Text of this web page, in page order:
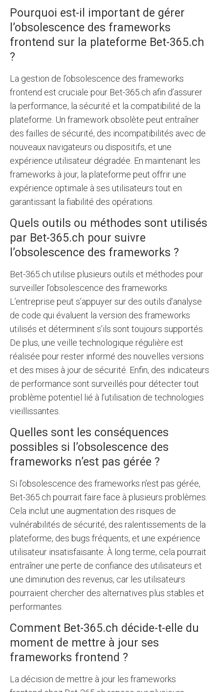
Pourquoi est-il important de gérer
l’obsolescence des frameworks
frontend sur la plateforme Bet-365.ch
?
La gestion de l’obsolescence des frameworks
frontend est cruciale pour Bet-365.ch afin d’assurer
la performance, la sécurité et la compatibilité de la
plateforme. Un framework obsolète peut entraîner
des failles de sécurité, des incompatibilités avec de
nouveaux navigateurs ou dispositifs, et une
expérience utilisateur dégradée. En maintenant les
frameworks à jour, la plateforme peut offrir une
expérience optimale à ses utilisateurs tout en
garantissant la fiabilité des opérations.
Quels outils ou méthodes sont utilisés
par Bet-365.ch pour suivre
l’obsolescence des frameworks ?
Bet-365.ch utilise plusieurs outils et méthodes pour
surveiller l’obsolescence des frameworks.
L’entreprise peut s’appuyer sur des outils d’analyse
de code qui évaluent la version des frameworks
utilisés et déterminent s’ils sont toujours supportés.
De plus, une veille technologique régulière est
réalisée pour rester informé des nouvelles versions
et des mises à jour de sécurité. Enfin, des indicateurs
de performance sont surveillés pour détecter tout
problème potentiel lié à l’utilisation de technologies
vieillissantes.
Quelles sont les conséquences
possibles si l’obsolescence des
frameworks n’est pas gérée ?
Si l’obsolescence des frameworks n’est pas gérée,
Bet-365.ch pourrait faire face à plusieurs problèmes.
Cela inclut une augmentation des risques de
vulnérabilités de sécurité, des ralentissements de la
plateforme, des bugs fréquents, et une expérience
utilisateur insatisfaisante. À long terme, cela pourrait
entraîner une perte de confiance des utilisateurs et
une diminution des revenus, car les utilisateurs
pourraient chercher des alternatives plus stables et
performantes.
Comment Bet-365.ch décide-t-elle du
moment de mettre à jour ses
frameworks frontend ?
La décision de mettre à jour les frameworks